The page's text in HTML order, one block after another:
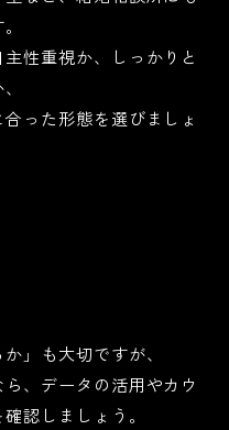
性重視か、しっかりと
った形態を選びましょ
」も大切ですが、
、データの活用やカウ
認しましょう。